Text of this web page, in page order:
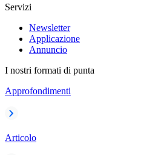
Servizi
Newsletter
Applicazione
Annuncio
I nostri formati di punta
Approfondimenti
Articolo